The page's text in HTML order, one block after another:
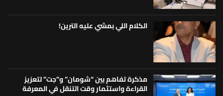
الكلام اللي بمشي عليه الترين!
مذكرة تفاهم بين “شومان” و”جت” لتعزيز
القراءة واستثمار وقت التنقل في المعرفة